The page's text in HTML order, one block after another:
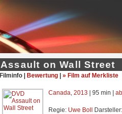
Assault on Wall Street
Filminfo | Bewertung » Film auf Merkliste
Canada, 2013 | 95 min |
Regie: Uwe Boll